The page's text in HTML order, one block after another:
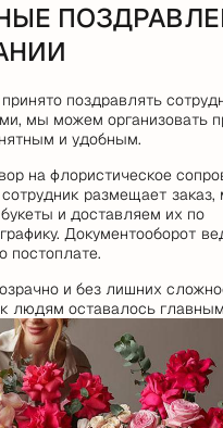
поздравлять
мы можем организовать
и удобным.
на флористическое
размещает заказ,
и доставляем их по
Документооборот
постоплате.
и без лишних
людям оставалось